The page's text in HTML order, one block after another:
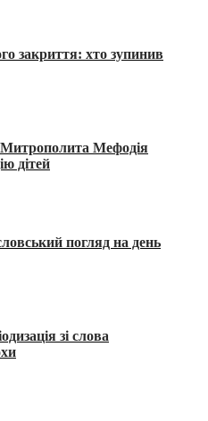
закриття: хто зупинив
Мефодія
дітей
погляд на день
зі слова